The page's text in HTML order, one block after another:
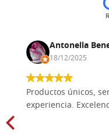
Antonella
18/12/2025
Productos únicos,
experiencia.